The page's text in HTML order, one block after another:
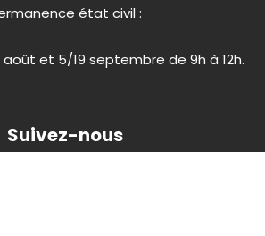
état civil :
et 5/19 septembre de 9h à 12h.
Suivez-nous